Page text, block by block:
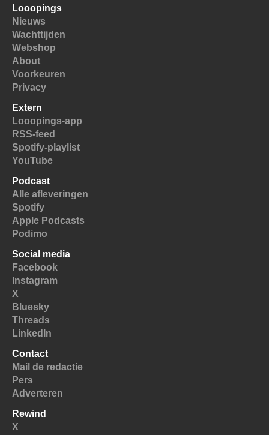
Looopings
Nieuws
Wachttijden
Webshop
About
Voorkeuren
Privacy
Extern
Looopings-app
RSS-feed
Spotify-playlist
YouTube
Podcast
Alle afleveringen
Spotify
Apple Podcasts
Podimo
Social media
Facebook
Instagram
X
Bluesky
Threads
LinkedIn
Contact
Mail de redactie
Pers
Adverteren
Rewind
X